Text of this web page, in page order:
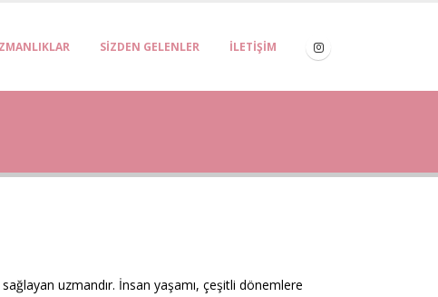
SIZDEN GELENLER İLETIŞIM
uzmandır. İnsan yaşamı, çeşitli dönemlere